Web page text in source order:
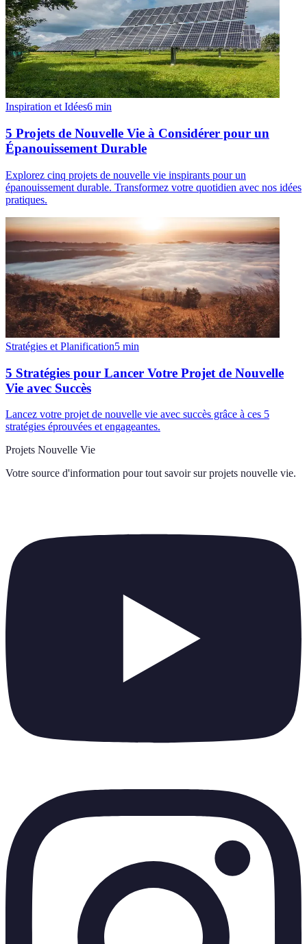
Inspiration et Idées6 min
5 Projets de Nouvelle Vie à Considérer pour un
Épanouissement Durable
Explorez cinq projets de nouvelle vie inspirants pour un
épanouissement durable. Transformez votre quotidien avec nos idées
pratiques.
Stratégies et Planification5 min
5 Stratégies pour Lancer Votre Projet de Nouvelle
Vie avec Succès
Lancez votre projet de nouvelle vie avec succès grâce à ces 5
stratégies éprouvées et engageantes.
Projets Nouvelle Vie
Votre source d'information pour tout savoir sur projets nouvelle vie.